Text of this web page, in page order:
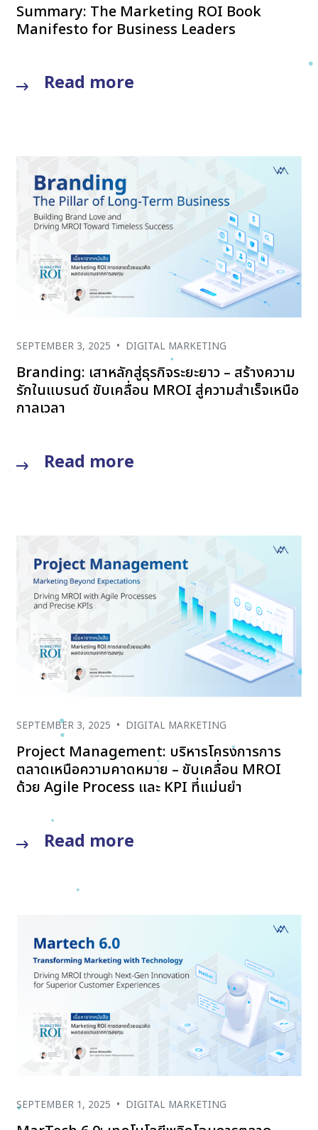
Summary: The Marketing ROI Book
Manifesto for Business Leaders
Read more
SEPTEMBER 3, 2025 • DIGITAL MARKETING
Branding: เสาหลักสู่ธุรกิจระยะยาว – สร้างความ
รักในแบรนด์ ขับเคลื่อน MROI สู่ความสำเร็จเหนือ
กาลเวลา
Read more
SEPTEMBER 3, 2025 • DIGITAL MARKETING
Project Management: บริหารโครงการการ
ตลาดเหนือความคาดหมาย – ขับเคลื่อน MROI
ด้วย Agile Process และ KPI ที่แม่นยำ
Read more
SEPTEMBER 1, 2025 • DIGITAL MARKETING